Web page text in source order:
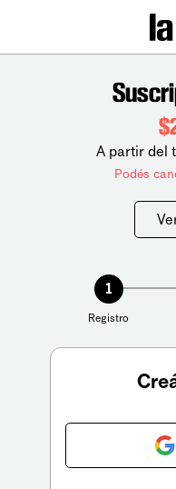
A partir del
Podés
1
Registro